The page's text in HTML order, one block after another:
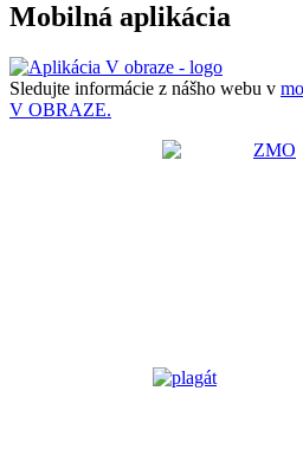
Mobilná aplikácia
Sledujte informácie z nášho webu v
V OBRAZE.